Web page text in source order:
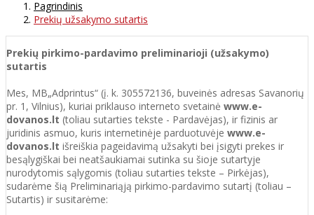
Pagrindinis
Prekių užsakymo sutartis
Prekių pirkimo-pardavimo preliminarioji (užsakymo)
sutartis
Mes, MB„Adprintus“ (į. k. 305572136, buveinės adresas Savanorių
pr. 1, Vilnius), kuriai priklauso interneto svetainė www.e-
dovanos.lt (toliau sutarties tekste - Pardavėjas), ir fizinis ar
juridinis asmuo, kuris internetinėje parduotuvėje www.e-
dovanos.lt išreiškia pageidavimą užsakyti bei įsigyti prekes ir
besąlygiškai bei neatšaukiamai sutinka su šioje sutartyje
nurodytomis sąlygomis (toliau sutarties tekste – Pirkėjas),
sudarėme šią Preliminariąją pirkimo-pardavimo sutartį (toliau –
Sutartis) ir susitarėme: